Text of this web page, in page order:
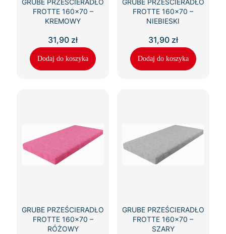
GRUBE PRZEŚCIERADŁO
FROTTE 160×70 –
KREMOWY
31,90 zł
Dodaj do koszyka
GRUBE PRZEŚCIERADŁO
FROTTE 160×70 –
NIEBIESKI
31,90 zł
Dodaj do koszyka
GRUBE PRZEŚCIERADŁO
FROTTE 160×70 –
RÓŻOWY
GRUBE PRZEŚCIERADŁO
FROTTE 160×70 –
SZARY